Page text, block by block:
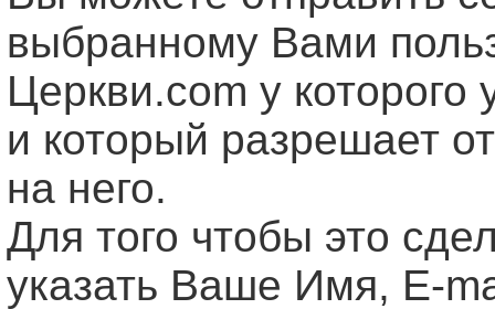
выбранному Вами
Церкви.com у которого
и который разрешает
на него.
Для того чтобы это
указать Ваше Имя, Е-